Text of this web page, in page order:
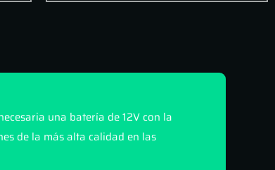
una batería de 12V con la
de la más alta calidad en las